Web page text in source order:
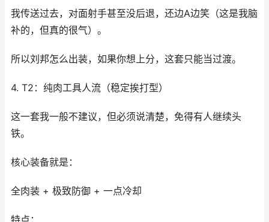
我传送过去，对面射手甚至没后退，还边A边笑（这是我脑
补的，但真的很气）。
所以刘邦怎么出装，如果你想上分，这套只能当过渡。
4. T2：纯肉工具人流（稳定挨打型）
这一套我一般不建议，但必须说清楚，免得有人继续头
铁。
核心装备就是：
全肉装 + 极致防御 + 一点冷却